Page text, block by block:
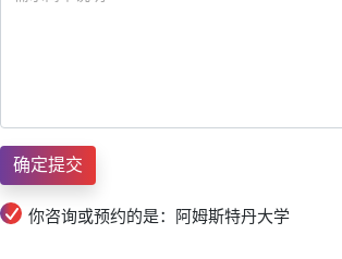
你咨询或预约的是：阿姆斯特丹大学